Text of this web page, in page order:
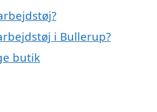
i Bullerup?
butik